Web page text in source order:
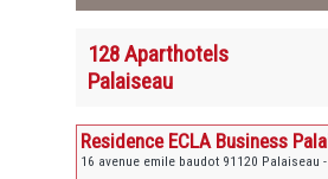
128 Aparthotels
Palaiseau
Residence ECLA Business
16 avenue emile baudot 91120 Palaiseau